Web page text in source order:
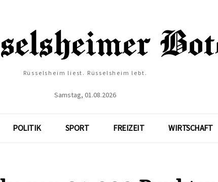
Rüsselsheim liest. Rüsselsheim lebt.
Samstag, 01.08.2026
POLITIK SPORT FREIZEIT WIRTSCHAFT